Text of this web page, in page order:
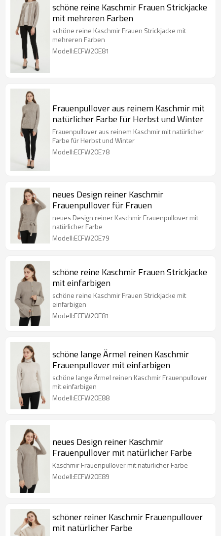
schöne reine Kaschmir Frauen Strickjacke
mit mehreren Farben
schöne reine Kaschmir Frauen Strickjacke mit
mehreren Farben
Modell:ECFW20E81
Frauenpullover aus reinem Kaschmir mit
natürlicher Farbe für Herbst und Winter
Frauenpullover aus reinem Kaschmir mit natürlicher
Farbe für Herbst und Winter
Modell:ECFW20E78
neues Design reiner Kaschmir
Frauenpullover für Frauen
neues Design reiner Kaschmir Frauenpullover mit
natürlicher Farbe
Modell:ECFW20E79
schöne reine Kaschmir Frauen Strickjacke
mit einfarbigen
schöne reine Kaschmir Frauen Strickjacke mit
einfarbigen
Modell:ECFW20E81
schöne lange Ärmel reinen Kaschmir
Frauenpullover mit einfarbigen
schöne lange Ärmel reinen Kaschmir Frauenpullover
mit einfarbigen
Modell:ECFW20E88
neues Design reiner Kaschmir
Frauenpullover mit natürlicher Farbe
Kaschmir Frauenpullover mit natürlicher Farbe
Modell:ECFW20E89
schöner reiner Kaschmir Frauenpullover
mit natürlicher Farbe